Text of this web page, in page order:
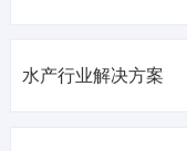
水产行业解决方案